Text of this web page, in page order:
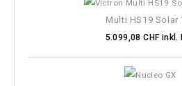
Multi HS19 Solar
5.099,08 CHF inkl.